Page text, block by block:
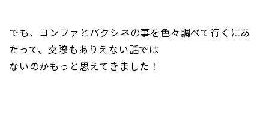
でも、ヨンファとパクシネの事を色々調べて行くにあ
たって、交際もありえない話では
ないのかもっと思えてきました！